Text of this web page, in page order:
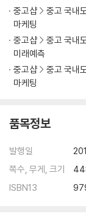
마케팅 믹스 모델링
계량경제학
고객 생애 가치
일대일 마케팅: 밈
직감적인 마케팅
간략하게 살펴본 마케팅
4장 _ 고객의 관심을
시장세분화
인지도 개선
소셜 미디어 참여
중고샵 중고 국내
마케팅
중고샵
중고 국내
미래예측
중고샵
중고 국내
마케팅
품목정보
발행일
쪽수, 무게, 크기
ISBN13